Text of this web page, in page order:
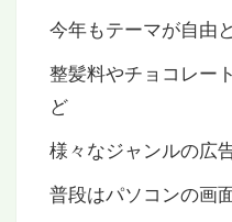
今年もテーマが自由
整髪料やチョコレー
ど
様々なジャンルの広
普段はパソコンの画